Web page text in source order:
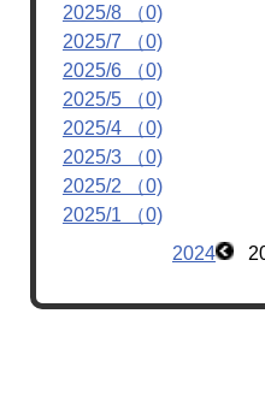
2025/8 （0)
2025/7 （0)
2025/6 （0)
2025/5 （0)
2025/4 （0)
2025/3 （0)
2025/2 （0)
2025/1 （0)
2024